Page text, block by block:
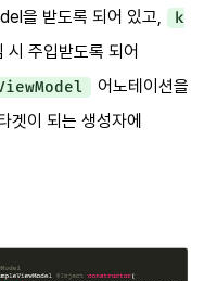
을 받도록 되어 있고,
k
시 주입받도록 되어
어노테이션을
이 되는 생성자에